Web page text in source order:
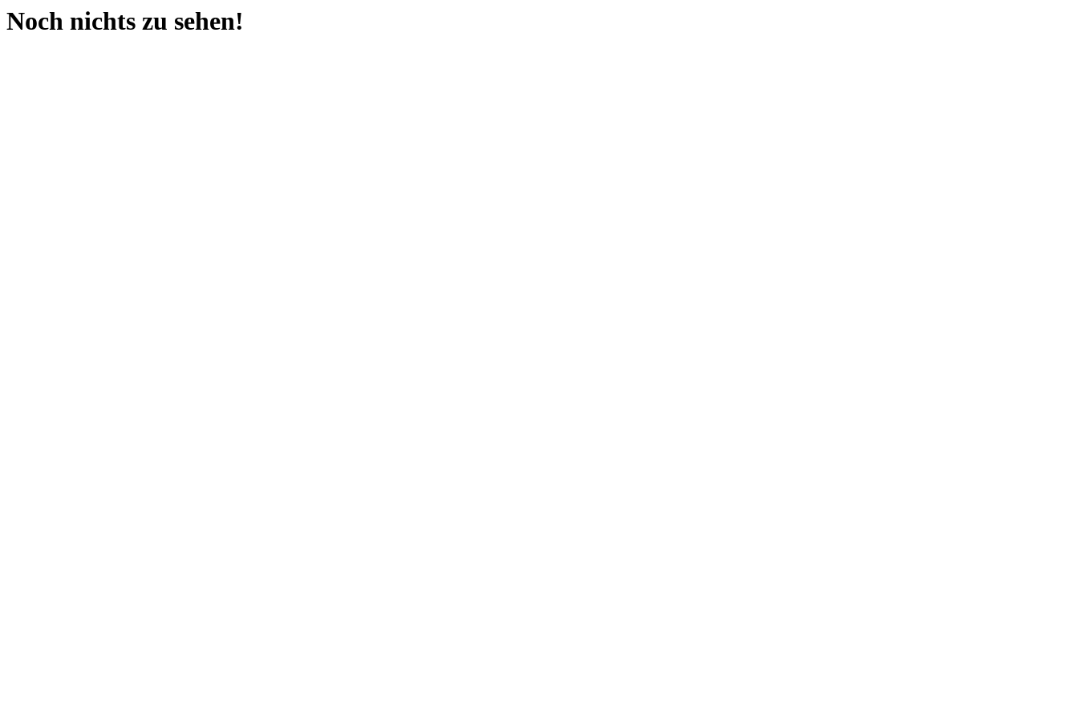
Noch nichts zu sehen!